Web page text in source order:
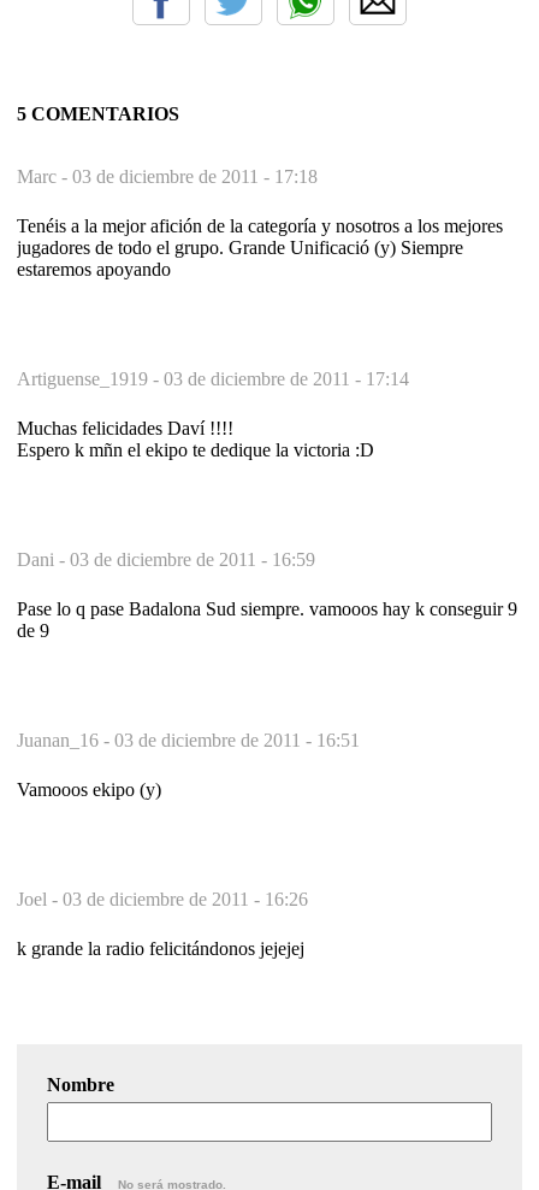
5 COMENTARIOS
Marc - 03 de diciembre de 2011 - 17:18
Tenéis a la mejor afición de la categoría y nosotros a los mejores
jugadores de todo el grupo. Grande Unificació (y) Siempre
estaremos apoyando
Artiguense_1919 - 03 de diciembre de 2011 - 17:14
Muchas felicidades Daví !!!!
Espero k mñn el ekipo te dedique la victoria :D
Dani - 03 de diciembre de 2011 - 16:59
Pase lo q pase Badalona Sud siempre. vamooos hay k conseguir 9
de 9
Juanan_16 - 03 de diciembre de 2011 - 16:51
Vamooos ekipo (y)
Joel - 03 de diciembre de 2011 - 16:26
k grande la radio felicitándonos jejejej
Nombre
E-mail No será mostrado.